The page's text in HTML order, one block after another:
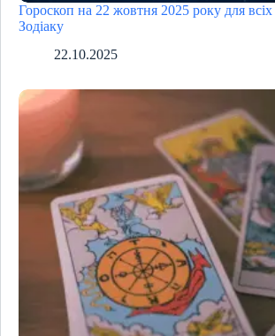
Гороскоп на 22 жовтня 2025 року для всіх
Зодіаку
22.10.2025